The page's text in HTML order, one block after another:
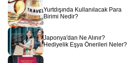
Yurtdışında Kullanılacak Para
Birimi Nedir?
Japonya'dan Ne Alınır?
Hediyelik Eşya Önerileri Neler?